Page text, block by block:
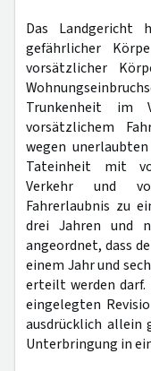
Das Landgericht
gefährlicher
vorsätzlicher
Trunkenheit im
vorsätzlichem
wegen
Tateinheit mit
Verkehr und
Fahrerlaubnis zu
drei Jahren und
angeordnet, dass
einem Jahr und
erteilt werden darf.
eingelegten
ausdrücklich allein
Unterbringung in